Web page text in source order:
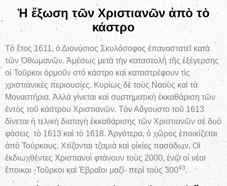
Ἡ ἔξωση τῶν Χριστιανῶν ἀπὸ τὸ
κάστρο
Τὸ ἔτος 1611, ὁ Διονύσιος Σκυλόσοφος ἐπαναστατεῖ κατὰ
τῶν Ὀθωμανῶν. Ἀμέσως μετὰ τὴν καταστολὴ τῆς ἐξέγερσης
οἱ Τοῦρκοι ὁρμοῦν στὸ κάστρο καὶ καταστρέφουν τὶς
χριστιανικὲς περιουσίες. Κυρίως δὲ τοὺς Ναοὺς καὶ τὰ
Μοναστήρια. Ἀλλὰ γίνεται καὶ συστηματικὴ ἐκκαθάριση τῶν
ἐντὸς τοῦ κάστρου Χριστιανῶν. Τὸν Αὔγουστο τοῦ 1613
δίνεται ἡ τελικὴ διαταγὴ ἐκκαθάρισης τῶν Χριστιανῶν σὲ δυὸ
φάσεις τὸ 1613 καὶ τὸ 1618. Ἀργότερα, ὁ χῶρος ἐποικίζεται
ἀπὸ Τούρκους. Χτίζονται τζαμιὰ καὶ οἰκίες πασάδων. Οἱ
ἐκδιωχθέντες Χριστιανοὶ φτάνουν τοὺς 2000, ἐνῷ οἱ νέοι
ἔποικοι -Τοῦρκοι καὶ Ἑβραῖοι μαζί- περὶ τοὺς 30043.